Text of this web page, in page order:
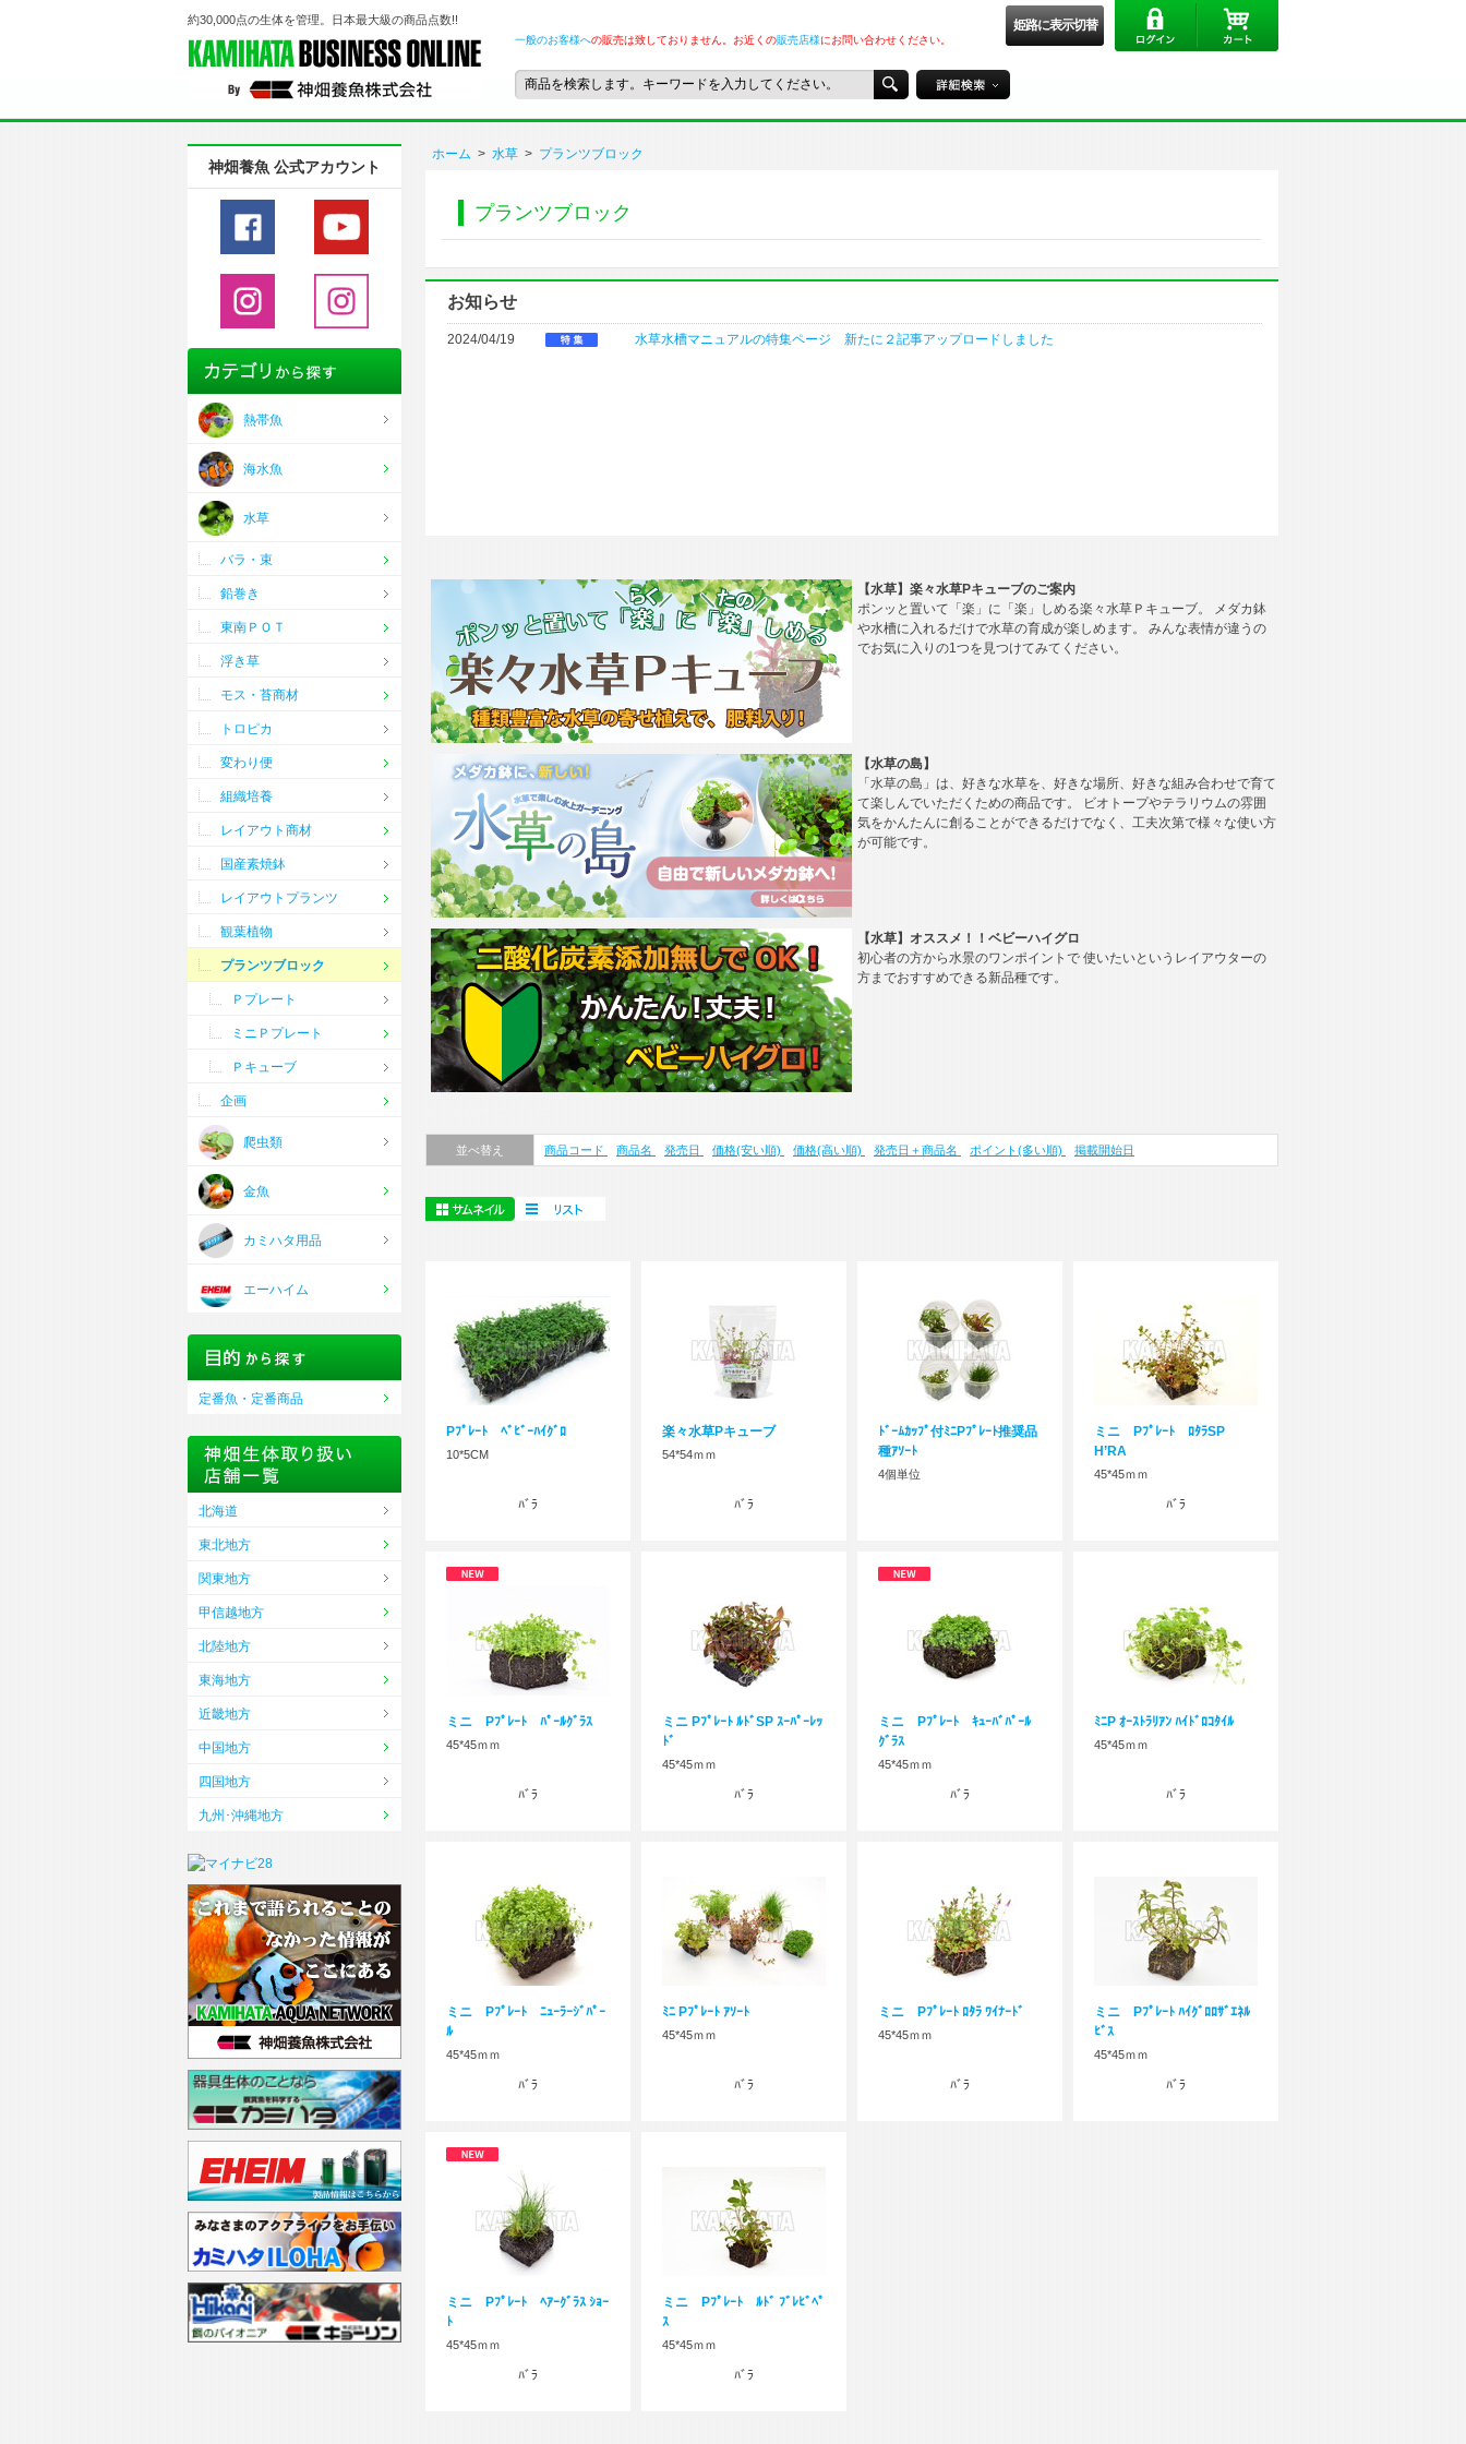
約30,000点の生体を管理。日本最大級の商品点数!! 姫路に表示切替
一般のお客様への販売は致しておりません。お近くの販売店様にお問い合わせください。
ホーム > 水草 > プランツブロック
プランツブロック
お知らせ
2024/04/19 水草水槽マニュアルの特集ページ 新たに２記事アップロードしました
【水草】楽々水草Pキューブのご案内
ポンッと置いて「楽」に「楽」しめる楽々水草Ｐキューブ。 メダカ鉢
や水槽に入れるだけで水草の育成が楽しめます。 みんな表情が違うの
でお気に入りの1つを見つけてみてください。
【水草の島】
「水草の島」は、好きな水草を、好きな場所、好きな組み合わせで育て
て楽しんでいただくための商品です。 ビオトープやテラリウムの雰囲
気をかんたんに創ることができるだけでなく、工夫次第で様々な使い方
が可能です。
【水草】オススメ！！ベビーハイグロ
初心者の方から水景のワンポイントで 使いたいというレイアウターの
方までおすすめできる新品種です。
並べ替え 商品コード 商品名 発売日 価格(安い順) 価格(高い順) 発売日＋商品名 ポイント(多い順) 掲載開始日
Pﾌﾟﾚｰﾄ ﾍﾞﾋﾞｰﾊｲｸﾞﾛ
10*5CM
ﾊﾞﾗ
楽々水草Pキューブ
54*54ｍｍ
ﾊﾞﾗ
ﾄﾞｰﾑｶｯﾌﾟ付ﾐﾆPﾌﾟﾚｰﾄ推奨品
種ｱｿｰﾄ
4個単位
ミニ Pﾌﾟﾚｰﾄ ﾛﾀﾗSP
H’RA
45*45ｍｍ
ﾊﾞﾗ
ミニ Pﾌﾟﾚｰﾄ ﾊﾟｰﾙｸﾞﾗｽ
45*45ｍｍ
ﾊﾞﾗ
ミニ Pﾌﾟﾚｰﾄ ﾙﾄﾞSP ｽｰﾊﾟｰﾚｯ
ﾄﾞ
45*45ｍｍ
ﾊﾞﾗ
ミニ Pﾌﾟﾚｰﾄ ｷｭｰﾊﾞﾊﾟｰﾙ
ｸﾞﾗｽ
45*45ｍｍ
ﾊﾞﾗ
ﾐﾆP ｵｰｽﾄﾗﾘｱﾝ ﾊｲﾄﾞﾛｺﾀｲﾙ
45*45ｍｍ
ﾊﾞﾗ
ミニ Pﾌﾟﾚｰﾄ ﾆｭｰﾗｰｼﾞﾊﾟｰ
ﾙ
45*45ｍｍ
ﾊﾞﾗ
ﾐﾆ Pﾌﾟﾚｰﾄ ｱｿｰﾄ
45*45ｍｍ
ﾊﾞﾗ
ミニ Pﾌﾟﾚｰﾄ ﾛﾀﾗ ﾜｲﾅｰﾄﾞ
45*45ｍｍ
ﾊﾞﾗ
ミニ Pﾌﾟﾚｰﾄ ﾊｲｸﾞﾛﾛｻﾞｴﾈﾙ
ﾋﾞｽ
45*45ｍｍ
ﾊﾞﾗ
ミニ Pﾌﾟﾚｰﾄ ﾍｱｰｸﾞﾗｽ ｼｮｰ
ﾄ
45*45ｍｍ
ﾊﾞﾗ
ミニ Pﾌﾟﾚｰﾄ ﾙﾄﾞ ﾌﾞﾚﾋﾞﾍﾟ
ｽ
45*45ｍｍ
ﾊﾞﾗ
神畑養魚 公式アカウント
熱帯魚
海水魚
水草
バラ・束
鉛巻き
東南ＰＯＴ
浮き草
モス・苔商材
トロピカ
変わり便
組織培養
レイアウト商材
国産素焼鉢
レイアウトプランツ
観葉植物
プランツブロック
Ｐプレート
ミニＰプレート
Ｐキューブ
企画
爬虫類
金魚
カミハタ用品
エーハイム
定番魚・定番商品
北海道
東北地方
関東地方
甲信越地方
北陸地方
東海地方
近畿地方
中国地方
四国地方
九州･沖縄地方